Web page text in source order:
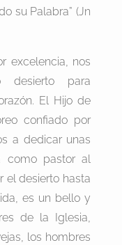
su Palabra” (Jn
excelencia, nos
desierto para
El Hijo de
confiado por
a dedicar unas
como pastor al
el desierto hasta
es un bello y
de la Iglesia,
los hombres